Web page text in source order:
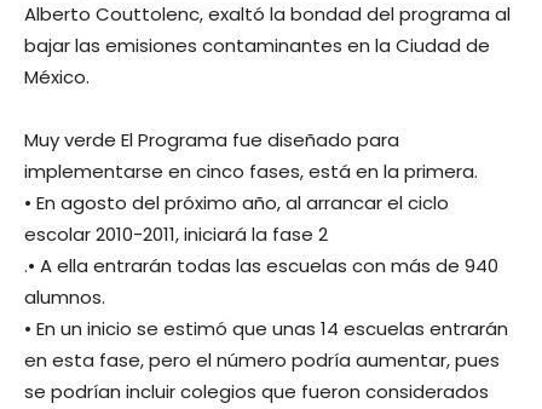
Alberto Couttolenc, exaltó la bondad del programa al
bajar las emisiones contaminantes en la Ciudad de
México.
Muy verde El Programa fue diseñado para
implementarse en cinco fases, está en la primera.
• En agosto del próximo año, al arrancar el ciclo
escolar 2010-2011, iniciará la fase 2
.• A ella entrarán todas las escuelas con más de 940
alumnos.
• En un inicio se estimó que unas 14 escuelas entrarán
en esta fase, pero el número podría aumentar, pues
se podrían incluir colegios que fueron considerados